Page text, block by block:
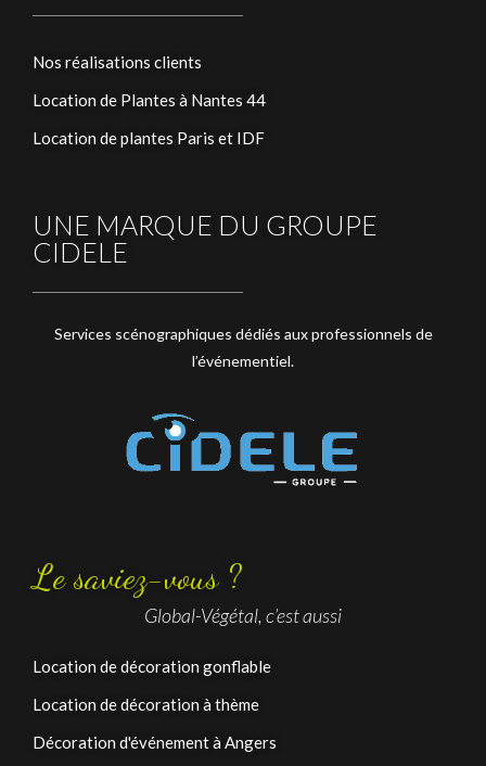
Nos réalisations clients
Location de Plantes à Nantes 44
Location de plantes Paris et IDF
UNE MARQUE DU GROUPE
CIDELE
Services scénographiques dédiés aux professionnels de
l’événementiel.
Le saviez-vous ?
Global-Végétal, c’est aussi
Location de décoration gonflable
Location de décoration à thème
Décoration d'événement à Angers